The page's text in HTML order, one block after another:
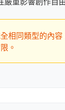
相同類型的內
。